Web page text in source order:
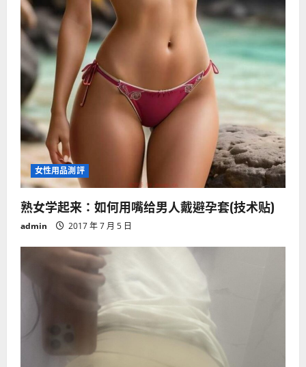
女性用品測評
熟女学起来：如何用嘴给男人戴避孕套(技术贴)
admin 2017 年 7 月 5 日